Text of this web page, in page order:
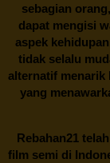
sebagian
dapat mengisi
aspek
tidak selalu
alternatif menarik
yang
Rebahan21telah
film semi di